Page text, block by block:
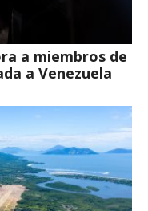
a miembros de
a Venezuela